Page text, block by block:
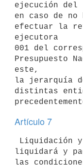
ejecución del
en caso de no
efectuar la
ejecutora
001 del
Presupuesto
este,
la jerarquía
distintas
Artículo 7
liquidará y
las